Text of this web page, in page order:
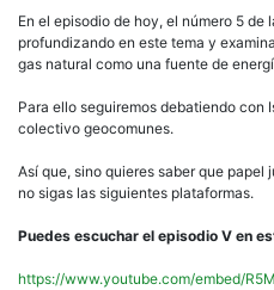
En el episodio de hoy, el número 5 de
profundizando en este tema y
gas natural como una fuente de
Para ello seguiremos debatiendo con
colectivo geocomunes.
Así que, sino quieres saber que papel
no sigas las siguientes plataformas.
Puedes escuchar el episodio V en
https://www.youtube.com/embed/